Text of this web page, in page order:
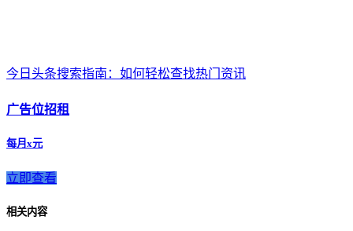
今日头条搜索指南：如何轻松查找热门资讯
广告位招租
每月x元
立即查看
相关内容